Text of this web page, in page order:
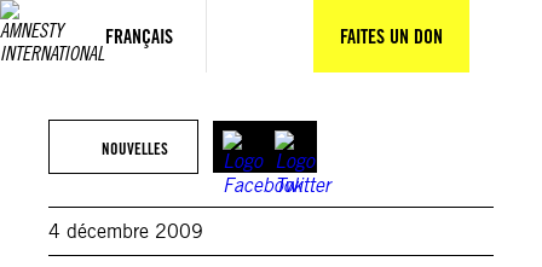
FRANÇAIS FAITES UN DON
Aller
au
contenu
NOUVELLES
4 décembre 2009